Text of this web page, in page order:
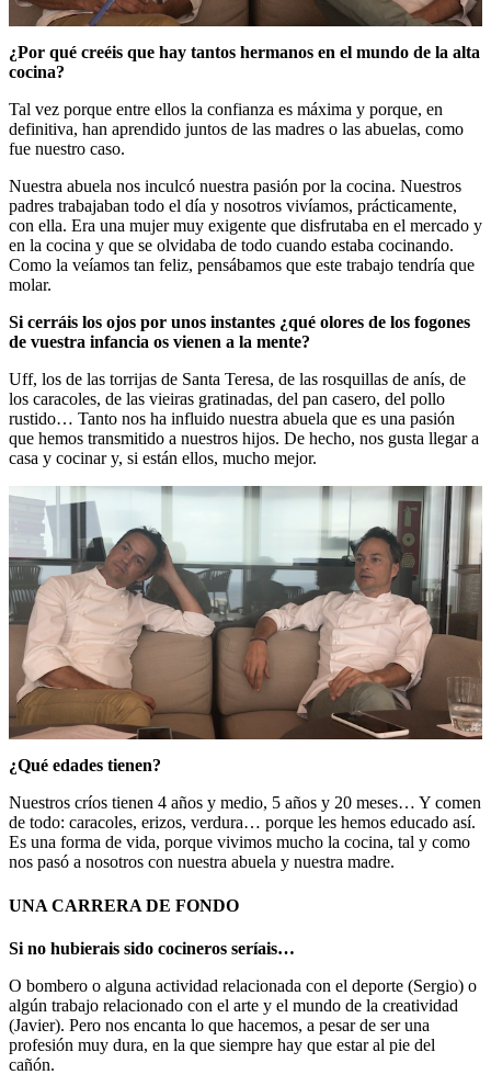
¿Por qué creéis que hay tantos hermanos en el mundo de la alta
cocina?
Tal vez porque entre ellos la confianza es máxima y porque, en
definitiva, han aprendido juntos de las madres o las abuelas, como
fue nuestro caso.
Nuestra abuela nos inculcó nuestra pasión por la cocina. Nuestros
padres trabajaban todo el día y nosotros vivíamos, prácticamente,
con ella. Era una mujer muy exigente que disfrutaba en el mercado y
en la cocina y que se olvidaba de todo cuando estaba cocinando.
Como la veíamos tan feliz, pensábamos que este trabajo tendría que
molar.
Si cerráis los ojos por unos instantes ¿qué olores de los fogones
de vuestra infancia os vienen a la mente?
Uff, los de las torrijas de Santa Teresa, de las rosquillas de anís, de
los caracoles, de las vieiras gratinadas, del pan casero, del pollo
rustido… Tanto nos ha influido nuestra abuela que es una pasión
que hemos transmitido a nuestros hijos. De hecho, nos gusta llegar a
casa y cocinar y, si están ellos, mucho mejor.
¿Qué edades tienen?
Nuestros críos tienen 4 años y medio, 5 años y 20 meses… Y comen
de todo: caracoles, erizos, verdura… porque les hemos educado así.
Es una forma de vida, porque vivimos mucho la cocina, tal y como
nos pasó a nosotros con nuestra abuela y nuestra madre.
UNA CARRERA DE FONDO
Si no hubierais sido cocineros seríais…
O bombero o alguna actividad relacionada con el deporte (Sergio) o
algún trabajo relacionado con el arte y el mundo de la creatividad
(Javier). Pero nos encanta lo que hacemos, a pesar de ser una
profesión muy dura, en la que siempre hay que estar al pie del
cañón.